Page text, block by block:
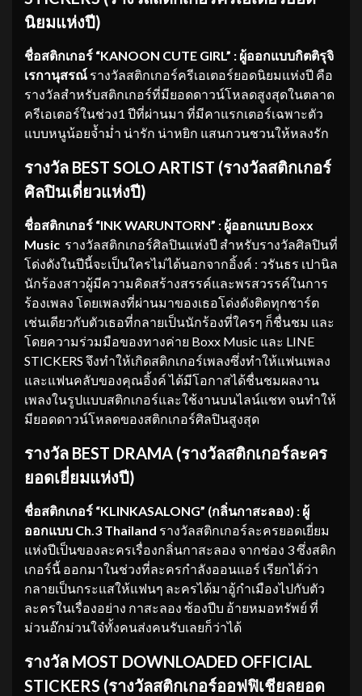
นิยมแห่งปี)
ชื่อสติกเกอร์ “KANOON CUTE GIRL” : ผู้ออกแบบกิตติรุจิ
เรกานุสรณ์ รางวัลสติกเกอร์ครีเอเตอร์ยอดนิยมแห่งปี คือ
รางวัลสำหรับสติกเกอร์ที่มียอดดาวน์โหลดสูงสุดในตลาด
ครีเอเตอร์ในช่วง1 ปีที่ผ่านมา ที่มีคาแรกเตอร์เฉพาะตัว
แบบหนูน้อยจ้ำม่ำ น่ารัก น่าหยิก แสนกวนชวนให้หลงรัก
รางวัล BEST SOLO ARTIST (รางวัลสติกเกอร์
ศิลปินเดี่ยวแห่งปี)
ชื่อสติกเกอร์ “INK WARUNTORN” : ผู้ออกแบบ Boxx
Music รางวัลสติกเกอร์ศิลปินแห่งปี สำหรับรางวัลศิลปินที่
โด่งดังในปีนี้จะเป็นใครไม่ได้นอกจากอิ้งค์ : วรันธร เปานิล
นักร้องสาวผู้มีความคิดสร้างสรรค์และพรสวรรค์ในการ
ร้องเพลง โดยเพลงที่ผ่านมาของเธอโด่งดังติดทุกชาร์ต
เช่นเดียวกับตัวเธอที่กลายเป็นนักร้องที่ใครๆ ก็ชื่นชม และ
โดยความร่วมมือของทางค่าย Boxx Music และ LINE
STICKERS จึงทำให้เกิดสติกเกอร์เพลงซึ่งทำให้แฟนเพลง
และแฟนคลับของคุณอิ้งค์ ได้มีโอกาสได้ชื่นชมผลงาน
เพลงในรูปแบบสติกเกอร์และใช้งานบนไลน์แชท จนทำให้
มียอดดาวน์โหลดของสติกเกอร์ศิลปินสูงสุด
รางวัล BEST DRAMA (รางวัลสติกเกอร์ละคร
ยอดเยี่ยมแห่งปี)
ชื่อสติกเกอร์ “KLINKASALONG” (กลิ่นกาสะลอง) : ผู้
ออกแบบ Ch.3 Thailand รางวัลสติกเกอร์ละครยอดเยี่ยม
แห่งปีเป็นของละครเรื่องกลิ่นกาสะลอง จากช่อง 3 ซึ่งสติก
เกอร์นี้ ออกมาในช่วงที่ละครกำลังออนแอร์ เรียกได้ว่า
กลายเป็นกระแสให้แฟนๆ ละครได้มาอู้กำเมืองไปกับตัว
ละครในเรื่องอย่าง กาสะลอง ซ้องปีบ อ้ายหมอทรัพย์ ที่
ม่วนอ๊กม่วนใจ๋ทั้งคนส่งคนรับเลยก็ว่าได้
รางวัล MOST DOWNLOADED OFFICIAL
STICKERS (รางวัลสติกเกอร์ออฟฟิเชียลยอด